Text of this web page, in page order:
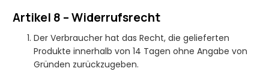
Artikel 8 – Widerrufsrecht
Der Verbraucher hat das Recht, die gelieferten
Produkte innerhalb von 14 Tagen ohne Angabe von
Gründen zurückzugeben.